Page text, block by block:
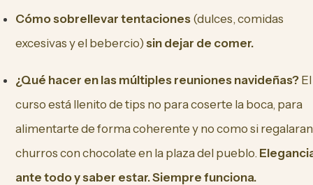
Cómo sobrellevar tentaciones (dulces, comidas
excesivas y el bebercio) sin dejar de comer.
¿Qué hacer en las múltiples reuniones navideñas? El
curso está llenito de tips no para coserte la boca, para
alimentarte de forma coherente y no como si regalaran
churros con chocolate en la plaza del pueblo.
ante todo y saber estar. Siempre funciona.